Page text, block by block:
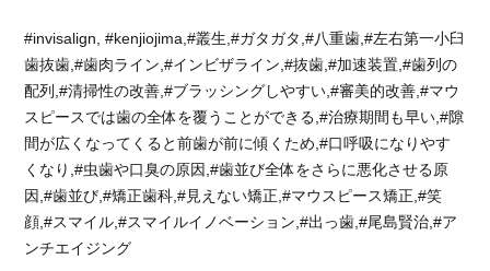
#invisalign, #kenjiojima,#叢生,#ガタガタ,#八重歯,#左右第一小臼
歯抜歯,#歯肉ライン,#インビザライン,#抜歯,#加速装置,#歯列の
配列,#清掃性の改善,#ブラッシングしやすい,#審美的改善,#マウ
スピースでは歯の全体を覆うことができる,#治療期間も早い,#隙
間が広くなってくると前歯が前に傾くため,#口呼吸になりやす
くなり,#虫歯や口臭の原因,#歯並び全体をさらに悪化させる原
因,#歯並び,#矯正歯科,#見えない矯正,#マウスピース矯正,#笑
顔,#スマイル,#スマイルイノベーション,#出っ歯,#尾島賢治,#ア
ンチエイジング